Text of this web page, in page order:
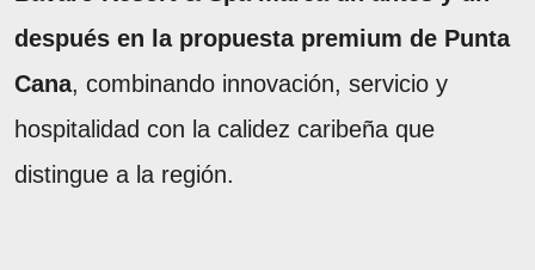
después en la propuesta premium de Punta
Cana, combinando innovación, servicio y
hospitalidad con la calidez caribeña que
distingue a la región.